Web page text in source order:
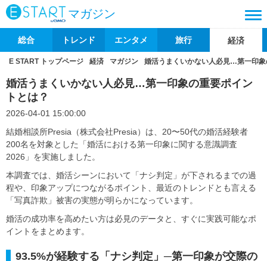
マガジン
総合 トレンド エンタメ 旅行 経済
E START トップページ 経済 マガジン 婚活うまくいかない人必見…第一印
婚活うまくいかない人必見…第一印象の重要ポイン
トとは？
2026-04-01 15:00:00
結婚相談所Presia（株式会社Presia）は、20〜50代の婚活経験者
200名を対象とした「婚活における第一印象に関する意識調査
2026」を実施しました。
本調査では、婚活シーンにおいて「ナシ判定」が下されるまでの過
程や、印象アップにつながるポイント、最近のトレンドとも言える
「写真詐欺」被害の実態が明らかになっています。
婚活の成功率を高めたい方は必見のデータと、すぐに実践可能なポ
イントをまとめます。
93.5%が経験する「ナシ判定」─第一印象が交際の